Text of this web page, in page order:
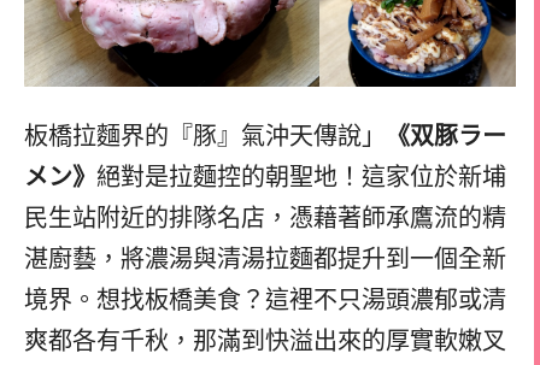
板橋拉麵界的『豚』氣沖天傳說」
《双豚ラー
メン》 絕對是拉麵控的朝聖地！這家位於新埔
民生站附近的排隊名店，憑藉著師承鷹流的精
湛廚藝，將濃湯與清湯拉麵都提升到一個全新
境界。想找板橋美食？這裡不只湯頭濃郁或清
爽都各有千秋，那滿到快溢出來的厚實軟嫩叉